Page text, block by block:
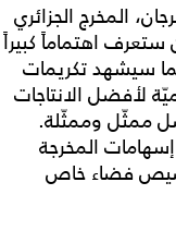
المخرج الجزائري
اهتماماً كبيراً
سيشهد تكريمات
لأفضل الانتاجات
ممثّل وممثّلة.
المخرجة
فضاء خاص